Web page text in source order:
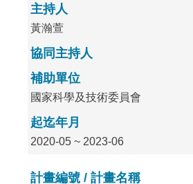
主持人
黃瀚萱
協同主持人
補助單位
國家科學及技術委員會
起迄年月
2020-05 ~ 2023-06
計畫編號 / 計畫名稱